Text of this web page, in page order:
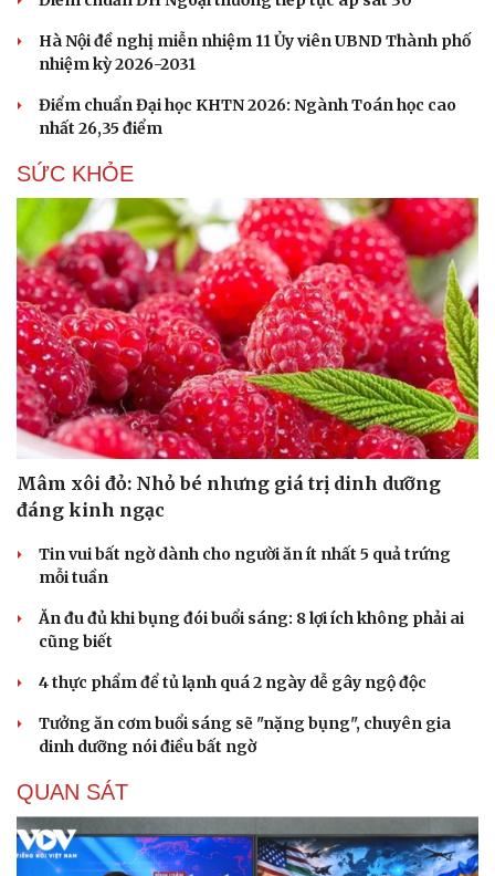
Hà Nội đề nghị miễn nhiệm 11 Ủy viên UBND Thành phố
nhiệm kỳ 2026-2031
Điểm chuẩn Đại học KHTN 2026: Ngành Toán học cao
nhất 26,35 điểm
SỨC KHỎE
Mâm xôi đỏ: Nhỏ bé nhưng giá trị dinh dưỡng
đáng kinh ngạc
Tin vui bất ngờ dành cho người ăn ít nhất 5 quả trứng
mỗi tuần
Ăn đu đủ khi bụng đói buổi sáng: 8 lợi ích không phải ai
cũng biết
4 thực phẩm để tủ lạnh quá 2 ngày dễ gây ngộ độc
Tưởng ăn cơm buổi sáng sẽ "nặng bụng", chuyên gia
dinh dưỡng nói điều bất ngờ
QUAN SÁT